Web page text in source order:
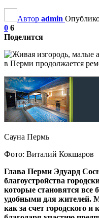
Автор admin
0 6
Поделится
Сауна Пермь
Фото: Виталий Кокшаров
Глава Перми Эдуард
благоустройства
которые становятся
удобными для жителей.
как за счет городского